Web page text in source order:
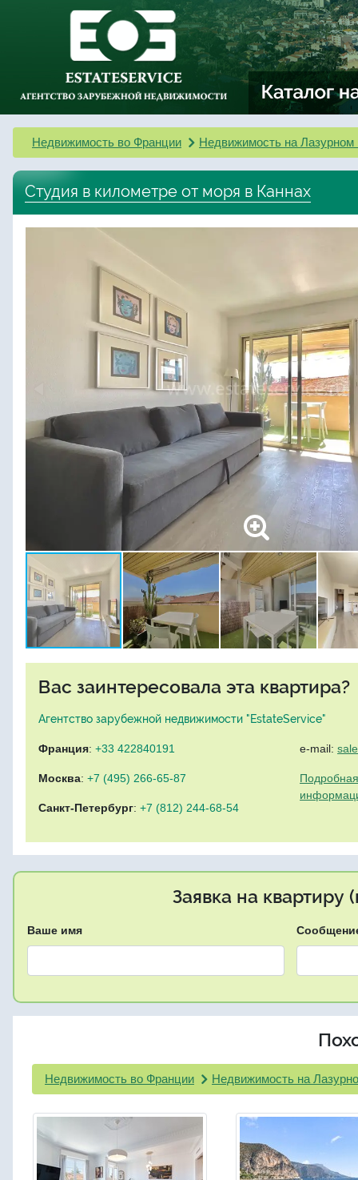
Недвижимость во Франции Недвижимость на Лазурном
Студия в километре от моря в Каннах
Вас заинтересовала эта квартира?
Агентство зарубежной недвижимости "EstateService"
Франция: +33 422840191
Москва: +7 (495) 266-65-87
Санкт-Петербург: +7 (812) 244-68-54
e-mail:
Заявка на квартиру
Ваше имя
Недвижимость во Франции Недвижимость на